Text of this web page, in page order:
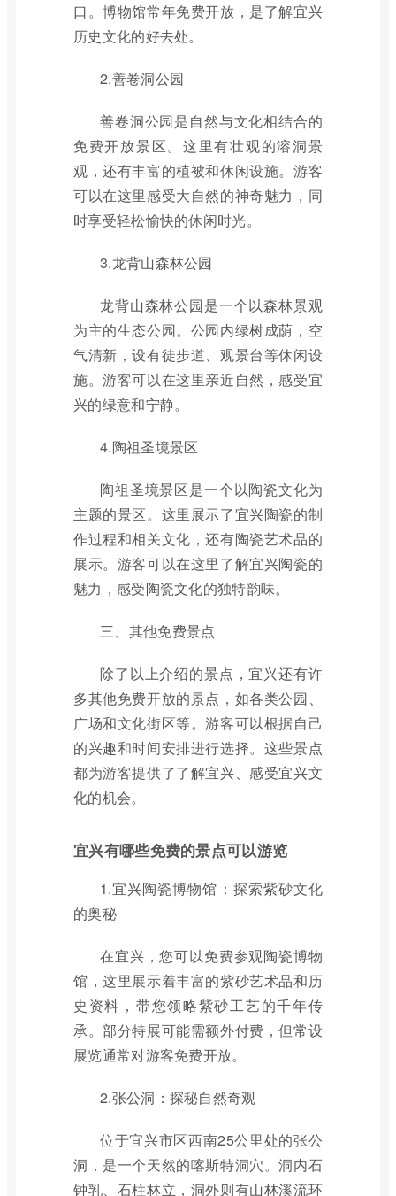
口。博物馆常年免费开放，是了解宜兴
历史文化的好去处。
2.善卷洞公园
善卷洞公园是自然与文化相结合的
免费开放景区。这里有壮观的溶洞景
观，还有丰富的植被和休闲设施。游客
可以在这里感受大自然的神奇魅力，同
时享受轻松愉快的休闲时光。
3.龙背山森林公园
龙背山森林公园是一个以森林景观
为主的生态公园。公园内绿树成荫，空
气清新，设有徒步道、观景台等休闲设
施。游客可以在这里亲近自然，感受宜
兴的绿意和宁静。
4.陶祖圣境景区
陶祖圣境景区是一个以陶瓷文化为
主题的景区。这里展示了宜兴陶瓷的制
作过程和相关文化，还有陶瓷艺术品的
展示。游客可以在这里了解宜兴陶瓷的
魅力，感受陶瓷文化的独特韵味。
三、其他免费景点
除了以上介绍的景点，宜兴还有许
多其他免费开放的景点，如各类公园、
广场和文化街区等。游客可以根据自己
的兴趣和时间安排进行选择。这些景点
都为游客提供了了解宜兴、感受宜兴文
化的机会。
宜兴有哪些免费的景点可以游览
1.宜兴陶瓷博物馆：探索紫砂文化
的奥秘
在宜兴，您可以免费参观陶瓷博物
馆，这里展示着丰富的紫砂艺术品和历
史资料，带您领略紫砂工艺的千年传
承。部分特展可能需额外付费，但常设
展览通常对游客免费开放。
2.张公洞：探秘自然奇观
位于宜兴市区西南25公里处的张公
洞，是一个天然的喀斯特洞穴。洞内石
钟乳、石柱林立，洞外则有山林溪流环